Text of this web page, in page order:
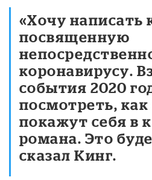
«Хочу написать
посвященную
коронавирусу.
события 2020
посмотреть, как
покажут себя в
романа. Это
сказал Кинг.